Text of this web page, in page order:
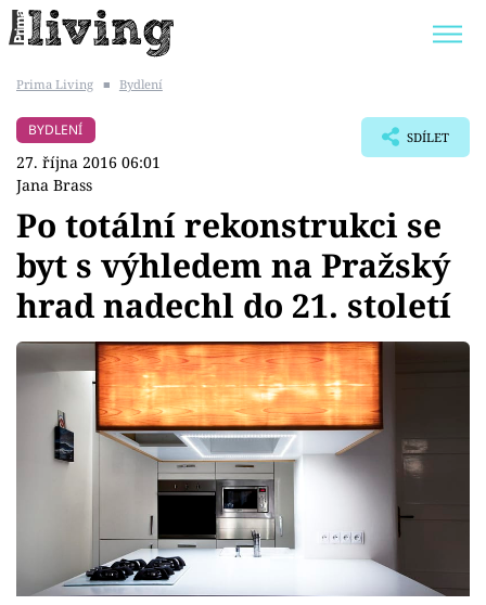
BYDLENÍ SLAVNÝCH
Témata
Bydlení
Zahrada
Design
Sledujte prima+
Přihlášení
Prima Living ■ Bydlení
BYDLENÍ
27. října 2016 06:01
Jana Brass
SDÍLET
Po totální rekonstrukci se
byt s výhledem na Pražský
hrad nadechl do 21. století